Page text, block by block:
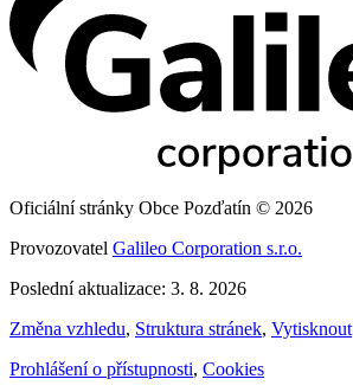
Oficiální stránky Obce Pozďatín © 2026
Provozovatel Galileo Corporation s.r.o.
Poslední aktualizace: 3. 8. 2026
Změna vzhledu, Struktura stránek, Vytisknout
Prohlášení o přístupnosti, Cookies